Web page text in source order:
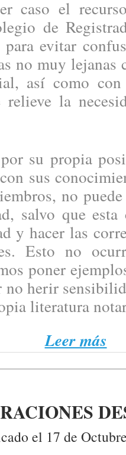
el recurso
de
evitar
no muy
así como
relieve la
su propia
sus
no
salvo que
y hacer las
Esto no
poner
herir
literatura
Leer más
el 17 de